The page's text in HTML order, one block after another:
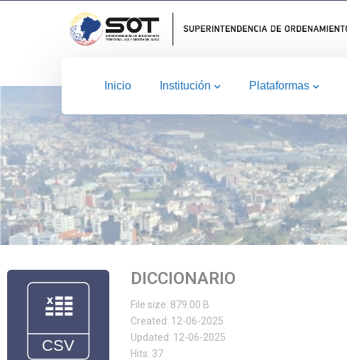
Inicio Institución Plataformas
DICCIONARIO
File size: 879.00 B
Created: 12-06-2025
Updated: 12-06-2025
Hits: 37